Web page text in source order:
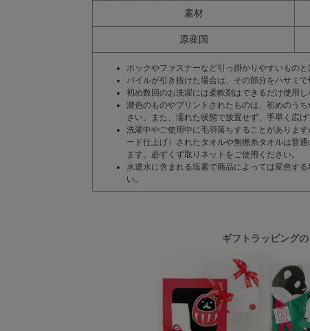
素材
原産国
ホックやファスナーなど引っ掛かりやすいものと
パイルが引き抜けた場合は、その部分をハサミで
初め数回のお洗濯には柔軟剤はできるだけ使用し
濃色のものやプリントされたものは、初めのう
さい。また、濡れた状態で放置せず、手早く広げ
洗濯中やご使用中に毛羽落ちすることがありま
ード仕上げ）されたタオルや無撚糸タオルは普
ます。必ずくず取りネットをご使用ください。
水道水に含まれる塩素で商品によっては変色す
い。
ギフトラッピング